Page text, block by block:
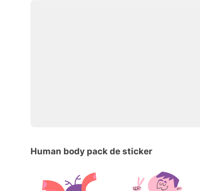
Human body pack de sticker